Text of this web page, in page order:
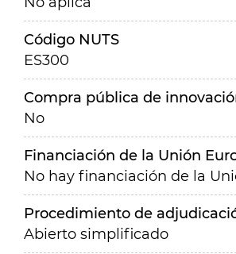
Código NUTS
ES300
Compra pública de
No
Financiación de la Unión
No hay financiación de la
Procedimiento de
Abierto simplificado